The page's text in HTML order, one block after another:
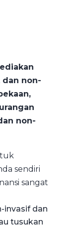
non-
non-
sendiri
sangat
invasif dan
tusukan